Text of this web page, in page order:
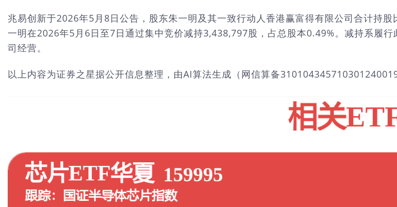
兆易创新于2026年5月8日公告，股东朱一明及其一致行动人香港赢富得有限公司合计持
一明在2026年5月6日至7日通过集中竞价减持3,438,797股，占总股本0.49%。减持系履
司经营。
以上内容为证券之星据公开信息整理，由AI算法生成（网信算备